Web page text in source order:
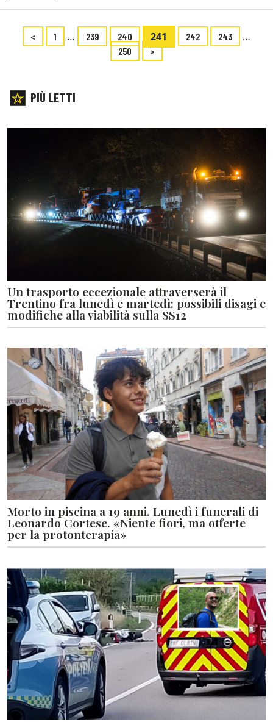
< 1 … 239 240 241 242 243 …
250 >
PIÙ LETTI
Un trasporto eccezionale attraverserà il
Trentino fra lunedì e martedì: possibili disagi e
modifiche alla viabilità sulla SS12
Morto in piscina a 19 anni. Lunedì i funerali di
Leonardo Cortese. «Niente fiori, ma offerte
per la protonterapia»